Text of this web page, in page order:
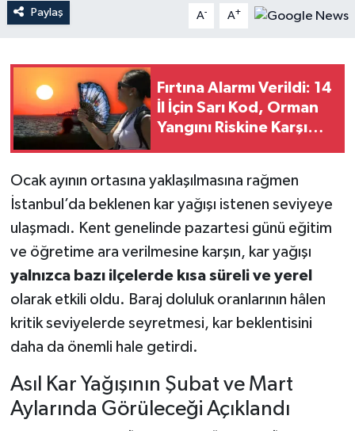
Paylaş A- A+
Fırtına Alarmı Verildi: 14
İl İçin Sarı Kod, Orman
Yangını Riskine Karşı
Ocak ayının ortasına yaklaşılmasına rağmen
İstanbul’da beklenen kar yağışı istenen seviyeye
ulaşmadı. Kent genelinde pazartesi günü eğitim
ve öğretime ara verilmesine karşın, kar yağışı
yalnızca bazı ilçelerde kısa süreli ve yerel
olarak etkili oldu. Baraj doluluk oranlarının hâlen
kritik seviyelerde seyretmesi, kar beklentisini
daha da önemli hale getirdi.
Asıl Kar Yağışının Şubat ve Mart
Aylarında Görüleceği Açıklandı